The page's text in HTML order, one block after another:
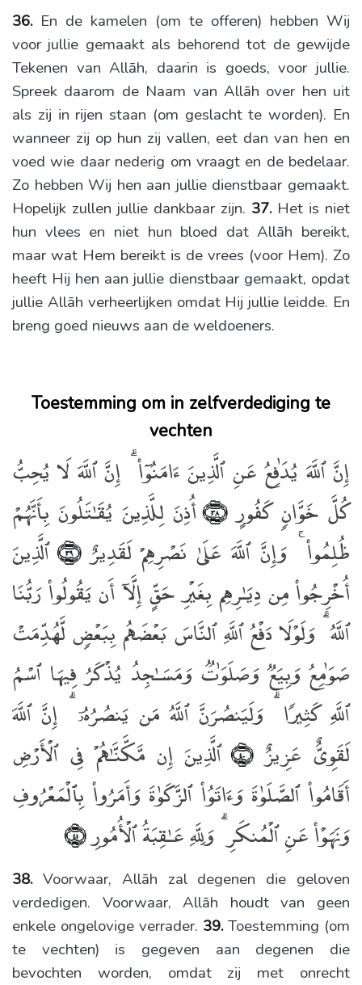
36. En de kamelen (om te offeren) hebben Wij
voor jullie gemaakt als behorend tot de gewijde
Tekenen van Allāh, daarin is goeds, voor jullie.
Spreek daarom de Naam van Allāh over hen uit
als zij in rijen staan (om geslacht te worden). En
wanneer zij op hun zij vallen, eet dan van hen en
voed wie daar nederig om vraagt en de bedelaar.
Zo hebben Wij hen aan jullie dienstbaar gemaakt.
Hopelijk zullen jullie dankbaar zijn. 37. Het is niet
hun vlees en niet hun bloed dat Allāh bereikt,
maar wat Hem bereikt is de vrees (voor Hem). Zo
heeft Hij hen aan jullie dienstbaar gemaakt, opdat
jullie Allāh verheerlijken omdat Hij jullie leidde. En
breng goed nieuws aan de weldoeners.
Toestemming om in zelfverdediging te
vechten
38. Voorwaar, Allāh zal degenen die geloven
verdedigen. Voorwaar, Allāh houdt van geen
enkele ongelovige verrader. 39.Toestemming (om
te vechten) is gegeven aan degenen die
bevochten worden, omdat zij met onrecht
إِنَّ ٱللَّهَ يُدَٰفِعُ عَنِ ٱلَّذِينَ ءَامَنُوٓا۟ ۗ إِنَّ ٱللَّهَ لَا يُحِبُّ
كُلَّ خَوَّانٍۢ كَفُورٍ﴿٣٨﴾
أُذِنَ لِلَّذِينَ يُقَـٰتَلُونَ بِأَنَّهُمْ
ظُلِمُوا۟ ۚ وَإِنَّ ٱللَّهَ عَلَىٰ نَصْرِهِمْ لَقَدِيرٌ﴿٣٩﴾
ٱلَّذِينَ
أُخْرِجُوا۟ مِن دِيَـٰرِهِم بِغَيْرِ حَقٍّ إِلَّآ أَن يَقُولُوا۟ رَبُّنَا
ٱللَّهُ ۗ وَلَوْلَا دَفْعُ ٱللَّهِ ٱلنَّاسَ بَعْضَهُم بِبَعْضٍۢ لَّهُدِّمَتْ
صَوَٰمِعُ وَبِيَعٌۭ وَصَلَوَٰتٌۭ وَمَسَـٰجِدُ يُذْكَرُ فِيهَا ٱسْمُ
ٱللَّهِ كَثِيرًۭا ۗ وَلَيَنصُرَنَّ ٱللَّهُ مَن يَنصُرُهُۥٓ ۗ إِنَّ ٱللَّهَ
لَقَوِىٌّ عَزِيزٌ﴿٤٠﴾
ٱلَّذِينَ إِن مَّكَّنَّـٰهُمْ فِى ٱلْأَرْضِ
أَقَامُوا۟ ٱلصَّلَوٰةَ وَءَاتَوُا۟ ٱلزَّكَوٰةَ وَأَمَرُوا۟ بِٱلْمَعْرُوفِ
وَنَهَوْا۟ عَنِ ٱلْمُنكَرِ ۗ وَلِلَّهِ عَـٰقِبَةُ ٱلْأُمُورِ﴿٤١﴾